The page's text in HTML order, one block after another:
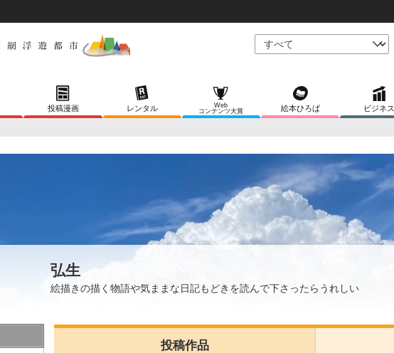
投稿漫画 レンタル
Web
コンテンツ大賞
絵本ひろば ビジネス
弘生
絵描きの描く物語や気ままな日記もどきを読んで下さったらうれしい
投稿作品